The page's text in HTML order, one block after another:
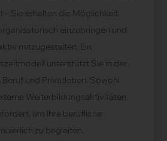
– Sie erhalten die Möglichkeit,
einzubringen und
mitzugestalten. Ein
unterstützt Sie in der
und Privatleben. Sowohl
Weiterbildungsaktivitäten
um Ihre berufliche
zu begleiten.